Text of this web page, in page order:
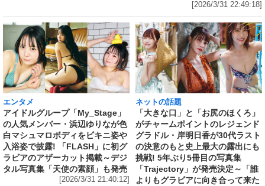
[2026/3/31 22:49:18]
エンタメ
アイドルグループ「My_Stage」
の人気メンバー・浜辺ゆりなが色
白マシュマロボディをビキニ姿や
入浴姿で披露! 「FLASH」に初グ
ラビアのアザーカット掲載～デジ
タル写真集「天使の素顔」も発売
[2026/3/31 21:40:12]
ネットの話題
「大きな口」と「お尻のほくろ」
がチャームポイントのレジェンド
グラドル・岸明日香が30代ラスト
の決意のもと史上最大の露出にも
挑戦! 5年ぶり5冊目の写真集
「Trajectory」が発売決定～「誰
よりもグラビアに向き合って来た